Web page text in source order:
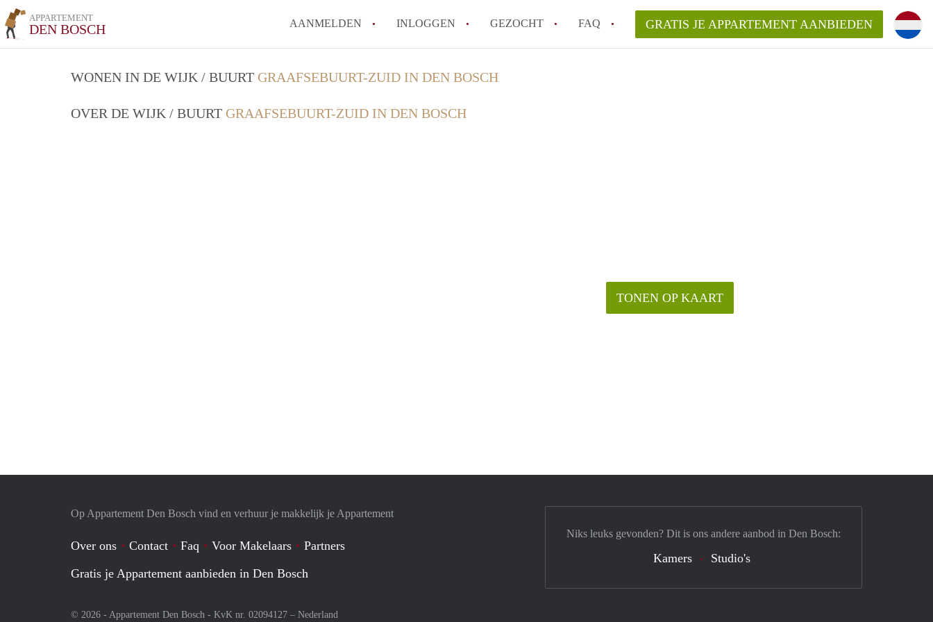
APPARTEMENT
DEN BOSCH AANMELDEN INLOGGEN GEZOCHT FAQ
Wat is AppartementDenBosch?
GRATIS JE APPARTEMENT AANBIEDEN
WONEN IN DE WIJK / BUURT GRAAFSEBUURT-ZUID IN DEN BOSCH
OVER DE WIJK / BUURT GRAAFSEBUURT-ZUID IN DEN BOSCH
TONEN OP KAART
Op Appartement Den Bosch vind en verhuur je makkelijk je Appartement
Over ons Contact Faq Voor Makelaars
Partners
Gratis je Appartement aanbieden in Den Bosch
© 2026 - Appartement Den Bosch - KvK nr. 02094127 – Nederland
Niks leuks gevonden? Dit is ons andere aanbod in Den Bosch:
Kamers Studio's